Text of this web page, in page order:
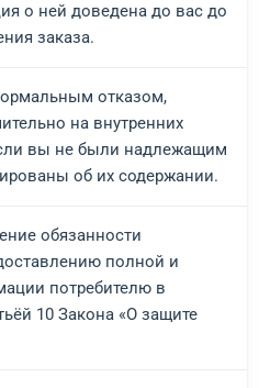
о ней доведена до вас до
заказа.
отказом,
на внутренних
вы не были надлежащим
об их содержании.
обязанности
полной и
потребителю в
10 Закона «О защите